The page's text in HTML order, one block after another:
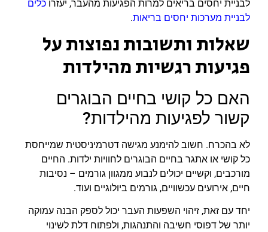
לבניית יחסים בריאים למרות הפגיעות מהעבר, יעזרו כלים
לבניית מערכות יחסים בריאות.
שאלות ותשובות נפוצות על
פגיעות רגשיות מהילדות
האם כל קושי בחיים הבוגרים
קשור לפגיעות מהילדות?
לא בהכרח. חשוב להימנע מגישה דטרמיניסטית שמייחסת
כל קושי או אתגר בחיים הבוגרים לחוויות ילדות. החיים
מורכבים, וקשיים יכולים לנבוע ממגוון גורמים – נסיבות
חיים, אירועים עכשוויים, גורמים ביולוגיים ועוד.
יחד עם זאת, זיהוי השפעות העבר יכול לספק הבנה עמוקה
יותר של דפוסי חשיבה והתנהגות, ולפתוח דלת לשינוי